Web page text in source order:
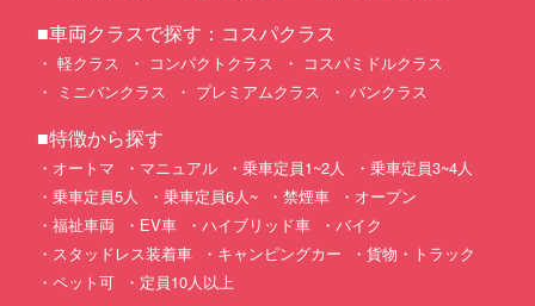
■車両クラスで探す：コスパクラス
軽クラス コンパクトクラス
コスパミドルクラス
ミニバンクラス
プレミアムクラス バンクラス
■特徴から探す
オートマ マニュアル 乗車定員1~2人
乗車定員3~4人
乗車定員5人
乗車定員6人~ 禁煙車
オープン
福祉車両
EV車 ハイブリッド車
バイク
スタッドレス装着車
キャンピングカー
貨物・トラック
ペット可
定員10人以上